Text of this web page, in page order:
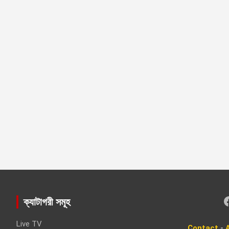
ক্যাটাগরী সমূহ
Live TV